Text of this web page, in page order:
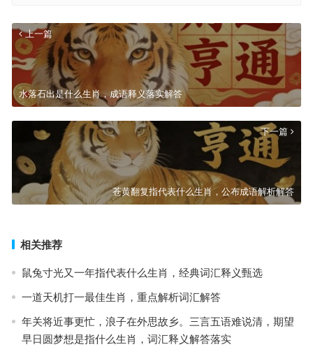
上一篇
水落石出是什么生肖，成语释义落实解答
下一篇
苍黄翻复指代表什么生肖，公布成语解析解答
相关推荐
鼠兔寸光又一年指代表什么生肖，经典词汇释义甄选
一道天机打一最佳生肖，重点解析词汇解答
年关将近事更忙，浪子在外思故乡。三言五语难说清，期望
早日圆梦想是指什么生肖，词汇释义解答落实